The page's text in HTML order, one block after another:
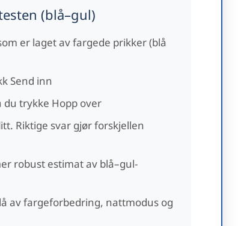
(blå–gul)
er laget av fargede prikker (blå
Send inn
du trykke Hopp over
Riktige svar gjør forskjellen
robust estimat av blå–gul-
av fargeforbedring, nattmodus og